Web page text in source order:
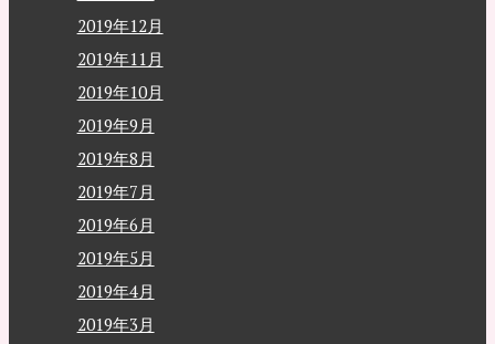
2019年12月
2019年11月
2019年10月
2019年9月
2019年8月
2019年7月
2019年6月
2019年5月
2019年4月
2019年3月